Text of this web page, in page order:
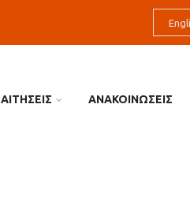
ΑΙΤΗΣΕΙΣ ΑΝΑΚΟΙΝΩΣΕΙΣ